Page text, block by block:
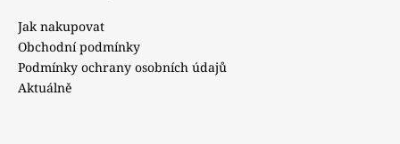
Jak nakupovat
Obchodní podmínky
Podmínky ochrany osobních údajů
Aktuálně